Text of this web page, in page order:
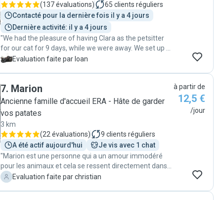
(137 évaluations) 65 clients réguliers
Contacté pour la dernière fois il y a 4 jours
Dernière activité: il y a 4 jours
"We had the pleasure of having Clara as the petsitter
for our cat for 9 days, while we were away. We set up a
simple once per day visit, for food/water, litter cleaning
small status update. All in all, we were happy to come
home to a cat that has been well taken care of and find
everything in order. Will gladly use her services again."
I Evaluation faite par Ioan
7. Marion
Ancienne famille d'accueil ERA - Hâte de garder
vos patates
3 km
(22 évaluations) 9 clients réguliers
A été actif aujourd'hui
Je vis avec 1 chat
"Marion est une personne qui a un amour immodéré
pour les animaux et cela se ressent directement dans
les vidéos quotidiennes qu'elle envoie. Elle est très
C Evaluation faite par christian
à partir de
12,5 €
/jour